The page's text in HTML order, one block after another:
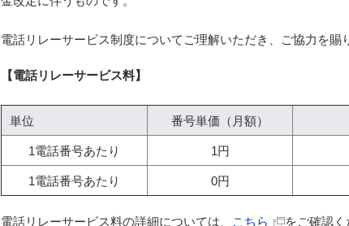
電話リレーサービス制度についてご理解いただき、ご協力を賜
【電話リレーサービス料】
単位
番号単価（月額）
1電話番号あたり 1円
1電話番号あたり 0円
電話リレーサービス料の詳細については、 こちら をご確認く